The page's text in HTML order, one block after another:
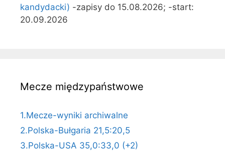
kandydacki) -zapisy do 15.08.2026; -start:
20.09.2026
Mecze międzypaństwowe
1.Mecze-wyniki archiwalne
2.Polska-Bułgaria 21,5:20,5
3.Polska-USA 35,0:33,0 (+2)